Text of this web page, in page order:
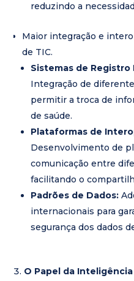
reduzindo a
Maior integração e
de TIC.
Sistemas de Registro
Integração de
permitir a troca de
de saúde.
Plataformas de
Desenvolvimento de
comunicação entre
facilitando o
Padrões de Dados:
internacionais para
segurança dos dados
O Papel da